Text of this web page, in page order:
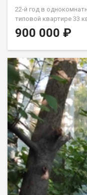
22-й год в
типовой квартире 33
никто не прописан. В
кладовая , в которой
одежды, по сути
входы в кухню, в
вход в кухню через
квартире по свою 1/4
Выгодно, с учётом
проживает и никто не
10 соток, которым
900 000 ₽